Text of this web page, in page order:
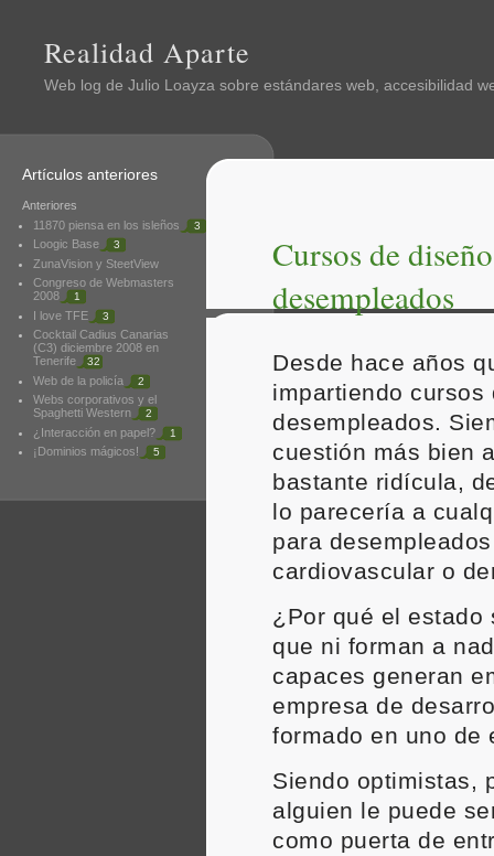
Realidad Aparte
Web log de Julio Loayza sobre estándares web, accesibilidad
Cursos de
desempleados
Desde hace años
impartiendo
desempleados.
cuestión más bien
bastante ridícula,
lo parecería a
para
cardiovascular o
¿Por qué el estado
que ni forman a
capaces generan
empresa de
formado en uno de
Siendo optimistas,
alguien le puede
como puerta de
Artículos anteriores
Anteriores
11870 piensa en los isleños
3
Loogic Base 3
ZunaVision y SteetView
Congreso de Webmasters
2008
1
I love TFE 3
Cocktail Cadius Canarias
(C3) diciembre 2008 en
Tenerife
32
Web de la policía 2
Webs corporativos y el
Spaghetti Western
2
¿Interacción en papel? 1
¡Dominios mágicos! 5